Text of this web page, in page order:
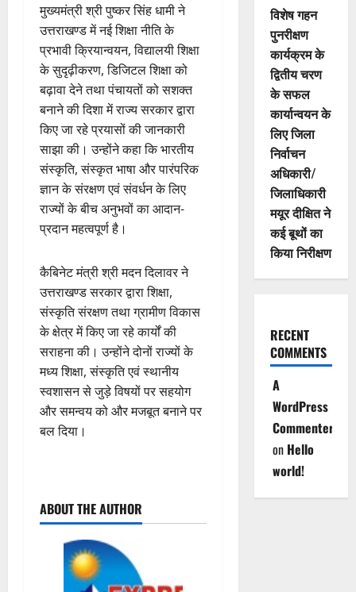
मुख्यमंत्री श्री पुष्कर सिंह धामी ने
उत्तराखण्ड में नई शिक्षा नीति के
प्रभावी क्रियान्वयन, विद्यालयी शिक्षा
के सुदृढ़ीकरण, डिजिटल शिक्षा को
बढ़ावा देने तथा पंचायतों को सशक्त
बनाने की दिशा में राज्य सरकार द्वारा
किए जा रहे प्रयासों की जानकारी
साझा की। उन्होंने कहा कि भारतीय
संस्कृति, संस्कृत भाषा और पारंपरिक
ज्ञान के संरक्षण एवं संवर्धन के लिए
राज्यों के बीच अनुभवों का आदान-
प्रदान महत्वपूर्ण है।
कैबिनेट मंत्री श्री मदन दिलावर ने
उत्तराखण्ड सरकार द्वारा शिक्षा,
संस्कृति संरक्षण तथा ग्रामीण विकास
के क्षेत्र में किए जा रहे कार्यों की
सराहना की। उन्होंने दोनों राज्यों के
मध्य शिक्षा, संस्कृति एवं स्थानीय
स्वशासन से जुड़े विषयों पर सहयोग
और समन्वय को और मजबूत बनाने पर
बल दिया।
o
ABOUT THE AUTHOR
विशेष गहन
पुनरीक्षण
कार्यक्रम के
द्वितीय चरण
के सफल
कार्यान्वयन के
लिए जिला
निर्वाचन
अधिकारी/
जिलाधिकारी
मयूर दीक्षित ने
कई बूथों का
किया निरीक्षण
RECENT
COMMENTS
A
WordPress
Commenter
on Hello
world!